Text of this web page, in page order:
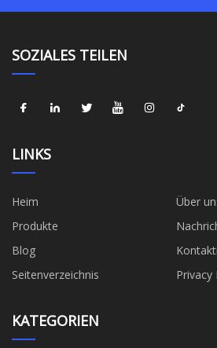
SOZIALES TEILEN
LINKS
Heim
Über
Produkte
Blog
Seitenverzeichnis
Privacy
KATEGORIEN